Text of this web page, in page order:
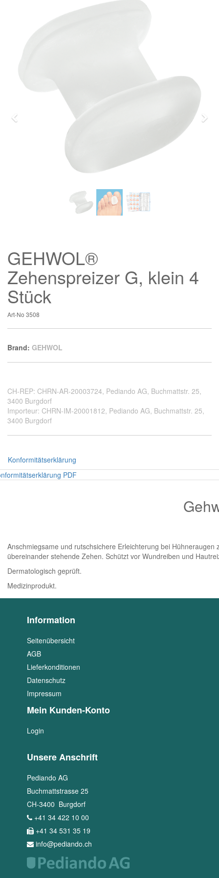
GEHWOL®
Zehenspreizer G, klein 4
Stück
Art-No 3508
Brand: GEHWOL
CH-REP: CHRN-AR-20003724, Pediando AG, Buchmattstr. 25,
3400 Burgdorf
Importeur: CHRN-IM-20001812, Pediando AG, Buchmattstr. 25,
3400 Burgdorf
Konformitätserklärung
PDF
Anschmiegsame und rutschsichere Erleichterung bei
übereinander stehende Zehen. Schützt vor Wundreiben und
Dermatologisch geprüft.
Medizinprodukt.
Information
Seitenübersicht
AGB
Lieferkonditionen
Datenschutz
Impressum
Mein Kunden-Konto
Login
Unsere Anschrift
Pediando AG
Buchmattstrasse 25
CH-3400 Burgdorf
+41 34 422 10 00
+41 34 531 35 19
info@pediando.ch